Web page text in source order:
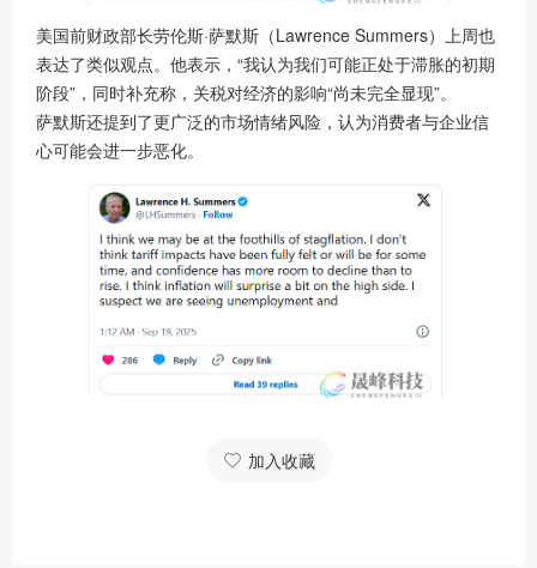
美国前财政部长劳伦斯·萨默斯（Lawrence Summers）上周也
表达了类似观点。他表示，“我认为我们可能正处于滞胀的初期
阶段”，同时补充称，关税对经济的影响“尚未完全显现”。
萨默斯还提到了更广泛的市场情绪风险，认为消费者与企业信
心可能会进一步恶化。
加入收藏